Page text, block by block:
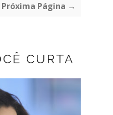
Próxima Página →
CURTA